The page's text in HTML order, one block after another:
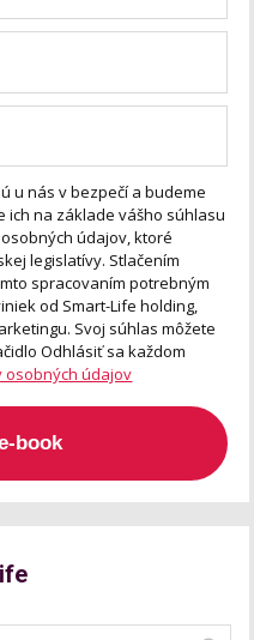
u nás v bezpečí a budeme
ich na základe vášho súhlasu
údajov, ktoré
legislatívy. Stlačením
spracovaním potrebným
od Smart-Life holding,
Svoj súhlas môžete
Odhlásiť sa každom
osobných údajov
book